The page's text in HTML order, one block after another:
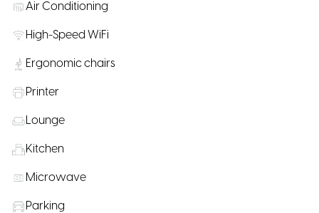
Air Conditioning
High-Speed WiFi
Ergonomic chairs
Printer
Lounge
Kitchen
Microwave
Parking